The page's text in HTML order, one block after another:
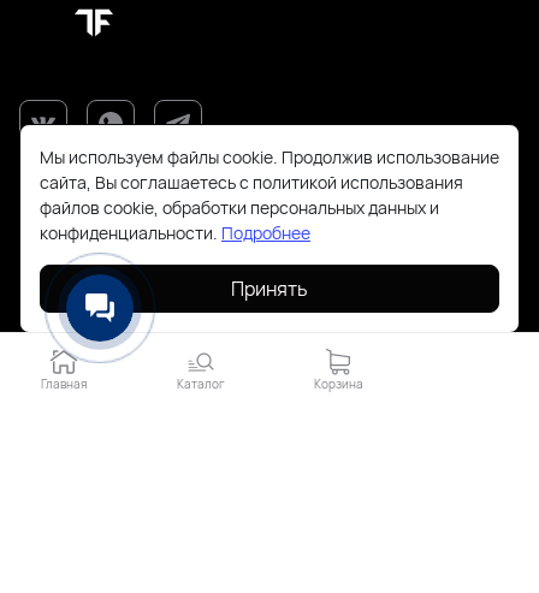
+7(925)143-70-18
order@todayfashion.ru
Главная Каталог Корзина
Мы используем файлы cookie. Продолжив использование
сайта, Вы соглашаетесь с политикой использования
файлов cookie, обработки персональных данных и
конфиденциальности. Подробнее
Принять